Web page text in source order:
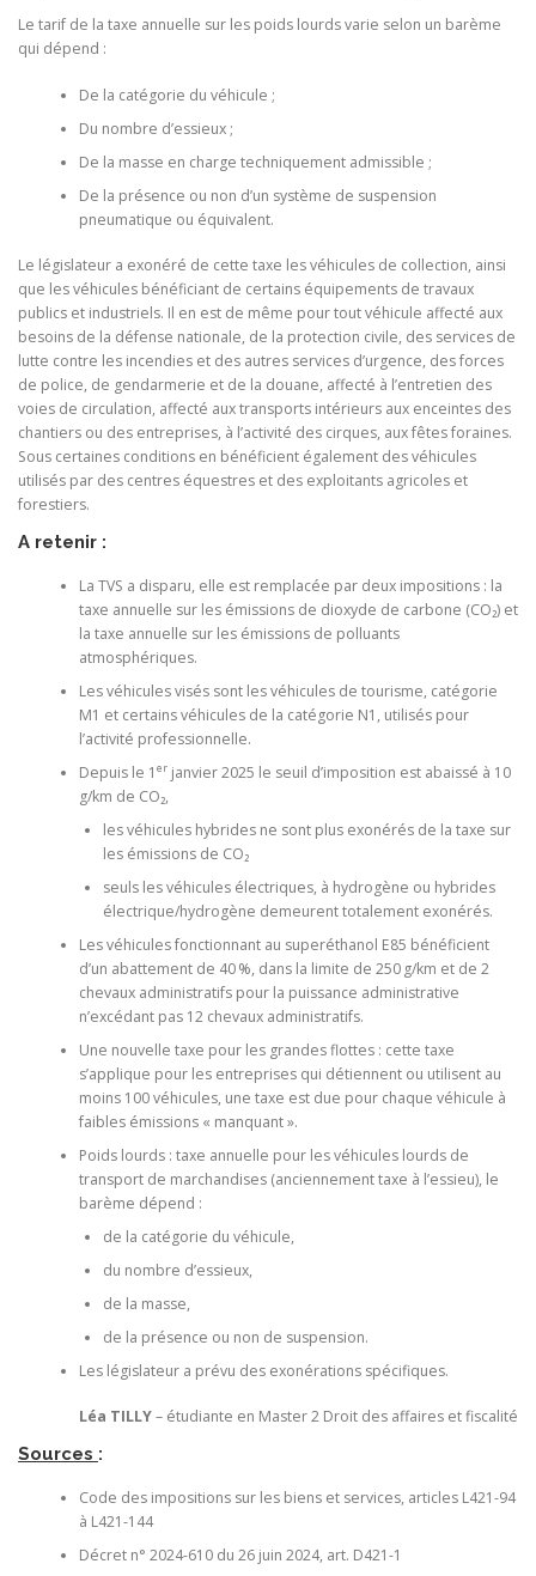
Le tarif de la taxe annuelle sur les poids lourds varie selon un barème
qui dépend :
De la catégorie du véhicule ;
Du nombre d’essieux ;
De la masse en charge techniquement admissible ;
De la présence ou non d’un système de suspension
pneumatique ou équivalent.
Le législateur a exonéré de cette taxe les véhicules de collection, ainsi
que les véhicules bénéficiant de certains équipements de travaux
publics et industriels. Il en est de même pour tout véhicule affecté aux
besoins de la défense nationale, de la protection civile, des services de
lutte contre les incendies et des autres services d’urgence, des forces
de police, de gendarmerie et de la douane, affecté à l’entretien des
voies de circulation, affecté aux transports intérieurs aux enceintes des
chantiers ou des entreprises, à l’activité des cirques, aux fêtes foraines.
Sous certaines conditions en bénéficient également des véhicules
utilisés par des centres équestres et des exploitants agricoles et
forestiers.
A retenir :
La TVS a disparu, elle est remplacée par deux impositions : la
taxe annuelle sur les émissions de dioxyde de carbone (CO₂) et
la taxe annuelle sur les émissions de polluants
atmosphériques.
Les véhicules visés sont les véhicules de tourisme, catégorie
M1 et certains véhicules de la catégorie N1, utilisés pour
l’activité professionnelle.
Depuis le 1 erjanvier 2025 le seuil d’imposition est abaissé à 10
g/km de CO₂,
les véhicules hybrides ne sont plus exonérés de la taxe sur
les émissions de CO₂
seuls les véhicules électriques, à hydrogène ou hybrides
électrique/hydrogène demeurent totalement exonérés.
Les véhicules fonctionnant au superéthanol E85 bénéficient
d’un abattement de 40 %, dans la limite de 250 g/km et de 2
chevaux administratifs pour la puissance administrative
n’excédant pas 12 chevaux administratifs.
Une nouvelle taxe pour les grandes flottes : cette taxe
s’applique pour les entreprises qui détiennent ou utilisent au
moins 100 véhicules, une taxe est due pour chaque véhicule à
faibles émissions « manquant ».
Poids lourds : taxe annuelle pour les véhicules lourds de
transport de marchandises (anciennement taxe à l’essieu), le
barème dépend :
de la catégorie du véhicule,
du nombre d’essieux,
de la masse,
de la présence ou non de suspension.
Les législateur a prévu des exonérations spécifiques.
Léa TILLY– étudiante en Master 2 Droit des affaires et fiscalité
Sources :
Code des impositions sur les biens et services, articles L421-94
à L421-144
Décret n° 2024-610 du 26 juin 2024, art. D421-1